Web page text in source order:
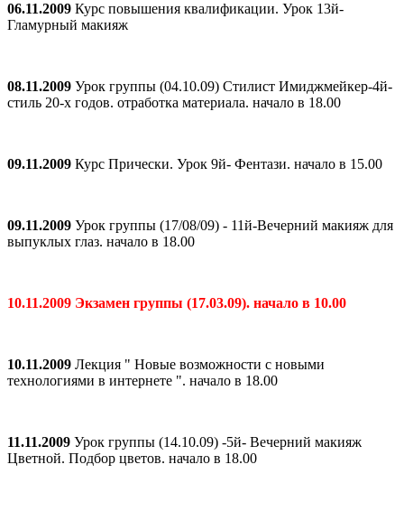
06.11.2009 Курс повышения квалификации. Урок 13й-
Гламурный макияж
08.11.2009 Урок группы (04.10.09) Стилист Имиджмейкер-4й-
стиль 20-х годов. отработка материала. начало в 18.00
09.11.2009 Курс Прически. Урок 9й- Фентази. начало в 15.00
09.11.2009 Урок группы (17/08/09) - 11й-Вечерний макияж для
выпуклых глаз. начало в 18.00
10.11.2009 Экзамен группы (17.03.09). начало в 10.00
10.11.2009 Лекция " Новые возможности с новыми
технологиями в интернете ". начало в 18.00
11.11.2009 Урок группы (14.10.09) -5й- Вечерний макияж
Цветной. Подбор цветов. начало в 18.00